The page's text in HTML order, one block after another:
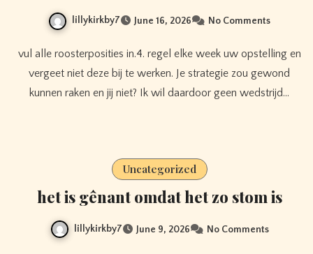
lillykirkby7 June 16, 2026 No Comments
vul alle roosterposities in.4. regel elke week uw opstelling en
vergeet niet deze bij te werken. Je strategie zou gewond
kunnen raken en jij niet? Ik wil daardoor geen wedstrijd…
Uncategorized
het is gênant omdat het zo stom is
lillykirkby7 June 9, 2026 No Comments